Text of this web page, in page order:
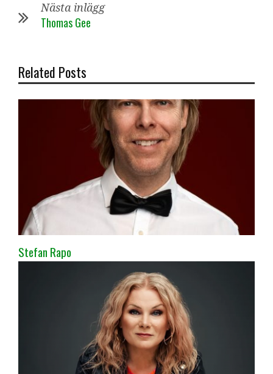
Nästa inlägg
Thomas Gee
Related Posts
Stefan Rapo